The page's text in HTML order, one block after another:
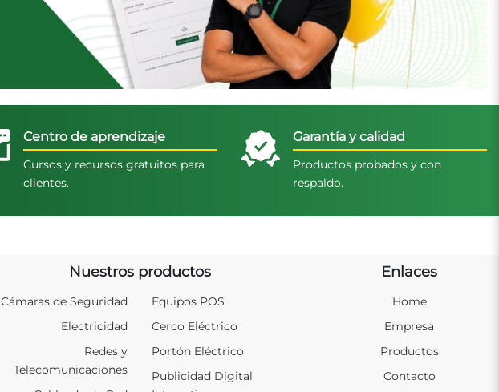
Centro de aprendizaje
Cursos y recursos gratuitos para
clientes.
Garantía y calidad
Productos probados y con
respaldo.
Nuestros productos
Cámaras de Seguridad
Electricidad
Redes y
Telecomunicaciones
Equipos POS
Cerco Eléctrico
Portón Eléctrico
Publicidad Digital
Enlaces
Home
Empresa
Productos
Contacto